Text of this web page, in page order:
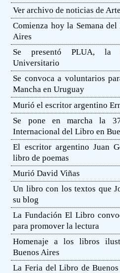
Ver archivo de noticias de
Comienza hoy la Semana
Aires
Se presentó PLUA, la
Universitario
Se convoca a voluntarios
Mancha en Uruguay
Murió el escritor argentino
Se pone en marcha la
Internacional del Libro en
El escritor argentino Juan
libro de poemas
Murió David Viñas
Un libro con los textos que
su blog
La Fundación El Libro
para promover la lectura
Homenaje a los libros
Buenos Aires
La Feria del Libro de